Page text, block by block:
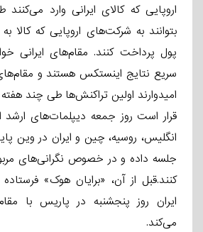
اروپایی که کالای ایرانی وارد
بتوانند به شرکت‌های اروپایی که کالا
پول پرداخت کنند. مقام‌های ایرانی
سریع نتایج اینستکس هستند و مقام‌های
امیدوارند اولین تراکنش‌ها طی چند
قرار است روز جمعه دیپلمات‌های ارشد
انگلیس، روسیه، چین و ایران در وین
جلسه داده و در خصوص نگرانی‌های
کنند.قبل از آن، «برایان هوک» فرستاده
ایران روز پنجشنبه در پاریس با
می‌کند.